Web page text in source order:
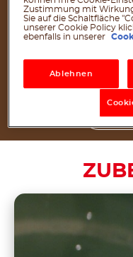
Um
Zustimmung mit
Sie auf die Schaltfläche
unserer Cookie Policy
ebenfalls in unserer
Ablehnen